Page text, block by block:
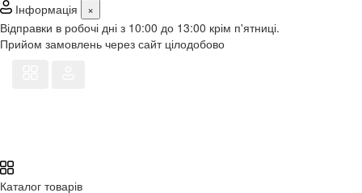
Інформація
×
Відправки в робочі дні з 10:00 до 13:00 крім п'ятниці.
Прийом замовлень через сайт цілодобово
Каталог товарів